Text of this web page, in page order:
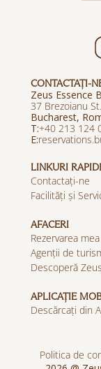
CONTACTAȚI-
Zeus Essence
37 Brezoianu
Bucharest,
T:+40 213 124
E:
LINKURI
Contactați-ne
Facilități și
AFACERI
Rezervarea mea
Agenții de
Descoperă Zeus
APLICAȚIE
Descărcați din
Politica de